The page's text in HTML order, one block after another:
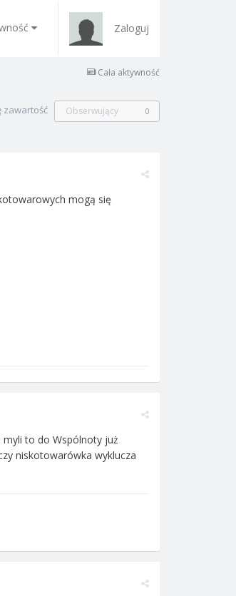
Zaloguj
Cała aktywność
zawartość Obserwujący 0
mogą się
myli to do Wspólnoty już
niskotowarówka wyklucza